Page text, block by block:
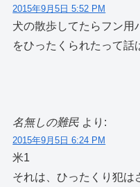
2015年9月5日 5:52 PM
犬の散歩してたらフン用
をひったくられたって話
名無しの難民 より:
2015年9月5日 6:24 PM
米1
それは、ひったくり犯は